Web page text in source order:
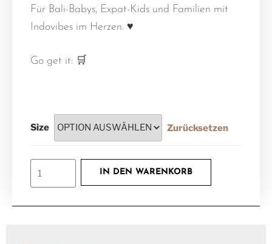
Für Bali-Babys, Expat-Kids und Familien mit
Indovibes im Herzen. ♥️
Go get it: 🛒
Size Zurücksetzen
IN DEN WARENKORB